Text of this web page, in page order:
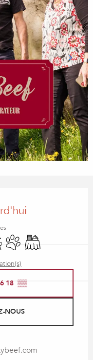
/ Espace jeux
Animaux acceptés
Banquet
18 ▒▒
NOUS